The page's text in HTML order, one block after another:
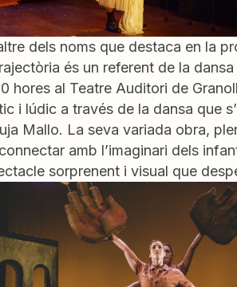
dels noms que destaca en la
és un referent de la
hores al Teatre Auditori de
i lúdic a través de la dansa que
Mallo. La seva variada obra,
amb l’imaginari dels
sorprenent i visual que